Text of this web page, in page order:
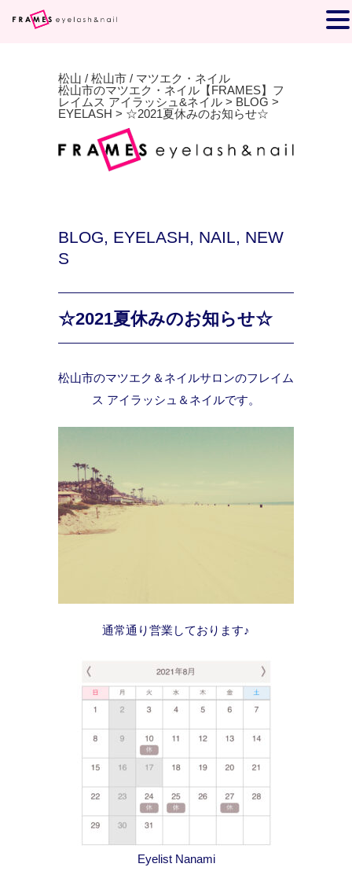
松山 / 松山市 / マツエク・ネイル
松山市のマツエク・ネイル【FRAMES】フ
レイムス アイラッシュ&ネイル > BLOG >
EYELASH > ☆2021夏休みのお知らせ☆
BLOG, EYELASH, NAIL, NEW
S
☆2021夏休みのお知らせ☆
松山市のマツエク＆ネイルサロンのフレイム
ス アイラッシュ＆ネイルです。
通常通り営業しております♪
Eyelist Nanami